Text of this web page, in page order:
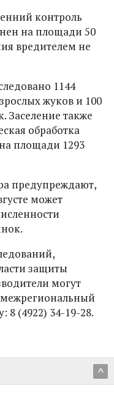
контроль
на площади 50
вредителем не
1144
жуков и 100
Заселение также
обработка
площади 1293
предупреждают,
может
защиты
могут
8 (4922) 34-19-28.
^